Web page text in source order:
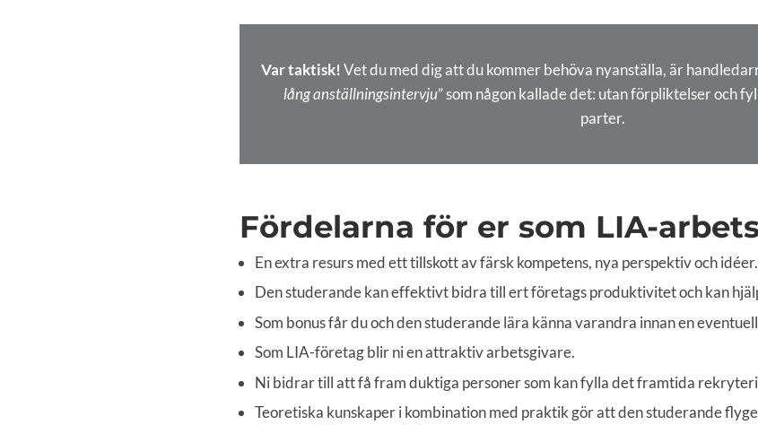
Var taktisk!Vet du med dig att du kommer behöva nyanställa, är
lång anställningsintervju” som någon kallade det: utan förpliktelser och
parter.
Fördelarna för er som LIA-
En extra resurs med ett tillskott av färsk kompetens, nya perspektiv och idéer.
Den studerande kan effektivt bidra till ert företags produktivitet och kan
Som bonus får du och den studerande lära känna varandra innan en
Som LIA-företag blir ni en attraktiv arbetsgivare.
Ni bidrar till att få fram duktiga personer som kan fylla det framtida
Teoretiska kunskaper i kombination med praktik gör att den studerande